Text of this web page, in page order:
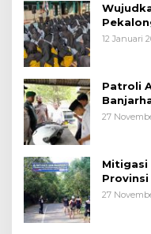
Kepada
12 Januari
Patroli
27
Mitigasi
Provinsi
27